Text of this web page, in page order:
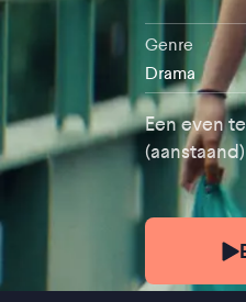
Genre
Drama
Een even